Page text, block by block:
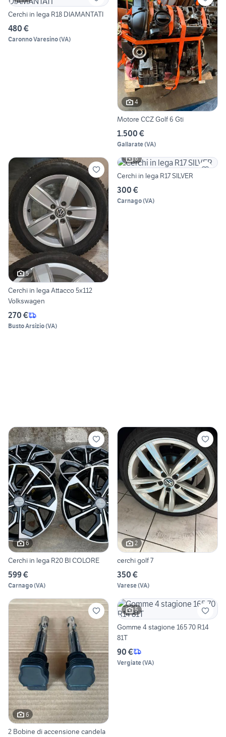
Cerchi in lega R18 DIAMANTATI
480 €
Caronno Varesino(VA)
4
Motore CCZ Golf 6 Gti
1.500 €
Gallarate(VA)
5
Cerchi in lega Attacco 5x112
Volkswagen
270 €
Busto Arsizio(VA)
6
Cerchi in lega R17 SILVER
300 €
Carnago(VA)
6
Cerchi in lega R20 BI COLORE
599 €
Carnago(VA)
2
cerchi golf 7
350 €
Varese(VA)
6
2 Bobine di accensione candela
5
Gomme 4 stagione 165 70 R14
81T
90 €
Vergiate(VA)